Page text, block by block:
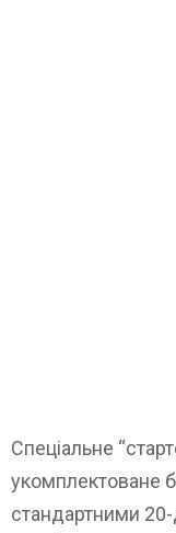
Спеціальне
укомплектоване
стандартними